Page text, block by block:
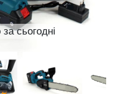
сьогодні